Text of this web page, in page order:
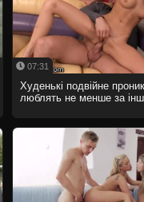
07:31
Худенькі подвійне
люблять не менше за